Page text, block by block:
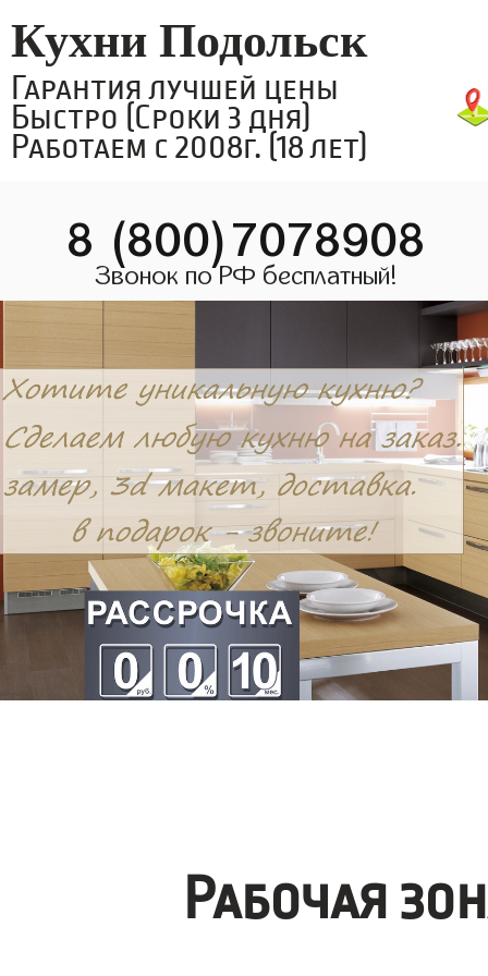
Кухни Подольск
Гарантия лучшей цены
Быстро (Сроки 3 дня)
Работаем с 2008г. (18 лет)
8 (800)7078908
Звонок по РФ бесплатный!
Рабочая